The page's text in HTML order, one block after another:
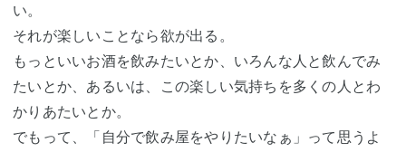
い。
それが楽しいことなら欲が出る。
もっといいお酒を飲みたいとか、いろんな人と飲んでみ
たいとか、あるいは、この楽しい気持ちを多くの人とわ
かりあたいとか。
でもって、「自分で飲み屋をやりたいなぁ」って思うよ